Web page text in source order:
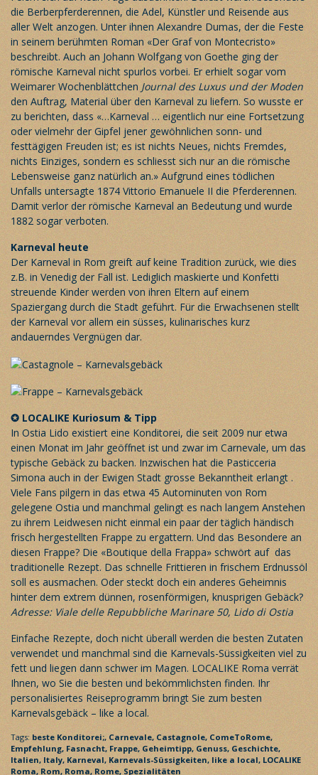
die Berberpferderennen, die Adel, Künstler und Reisende aus
aller Welt anzogen. Unter ihnen Alexandre Dumas, der die Feste
in seinem berühmten Roman «Der Graf von Montecristo»
beschreibt. Auch an Johann Wolfgang von Goethe ging der
römische Karneval nicht spurlos vorbei. Er erhielt sogar vom
Weimarer Wochenblättchen Journal des Luxus und der Moden
den Auftrag, Material über den Karneval zu liefern. So wusste er
zu berichten, dass «…Karneval … eigentlich nur eine Fortsetzung
oder vielmehr der Gipfel jener gewöhnlichen sonn- und
festtägigen Freuden ist; es ist nichts Neues, nichts Fremdes,
nichts Einziges, sondern es schliesst sich nur an die römische
Lebensweise ganz natürlich an.» Aufgrund eines tödlichen
Unfalls untersagte 1874 Vittorio Emanuele II die Pferderennen.
Damit verlor der römische Karneval an Bedeutung und wurde
1882 sogar verboten.
Karneval heute
Der Karneval in Rom greift auf keine Tradition zurück, wie dies
z.B. in Venedig der Fall ist. Lediglich maskierte und Konfetti
streuende Kinder werden von ihren Eltern auf einem
Spaziergang durch die Stadt geführt. Für die Erwachsenen stellt
der Karneval vor allem ein süsses, kulinarisches kurz
andauerndes Vergnügen dar.
✪ LOCALIKE Kuriosum & Tipp
In Ostia Lido existiert eine Konditorei, die seit 2009 nur etwa
einen Monat im Jahr geöffnet ist und zwar im Carnevale, um das
typische Gebäck zu backen. Inzwischen hat die Pasticceria
Simona auch in der Ewigen Stadt grosse Bekanntheit erlangt .
Viele Fans pilgern in das etwa 45 Autominuten von Rom
gelegene Ostia und manchmal gelingt es nach langem Anstehen
zu ihrem Leidwesen nicht einmal ein paar der täglich händisch
frisch hergestellten Frappe zu ergattern. Und das Besondere an
diesen Frappe? Die «Boutique della Frappa» schwört auf das
traditionelle Rezept. Das schnelle Frittieren in frischem Erdnussöl
soll es ausmachen. Oder steckt doch ein anderes Geheimnis
hinter dem extrem dünnen, rosenförmigen, knusprigen Gebäck?
Adresse: Viale delle Repubbliche Marinare 50, Lido di Ostia
Einfache Rezepte, doch nicht überall werden die besten Zutaten
verwendet und manchmal sind die Karnevals-Süssigkeiten viel zu
fett und liegen dann schwer im Magen. LOCALIKE Roma verrät
Ihnen, wo Sie die besten und bekömmlichsten finden. Ihr
personalisiertes Reiseprogramm bringt Sie zum besten
Karnevalsgebäck – like a local.
Tags: beste Konditorei;, Carnevale, Castagnole, ComeToRome,
Empfehlung, Fasnacht, Frappe, Geheimtipp, Genuss, Geschichte,
Italien,Italy, Karneval, Karnevals-Süssigkeiten, like a local, LOCALIKE
Roma, Rom, Roma, Rome, Spezialitäten